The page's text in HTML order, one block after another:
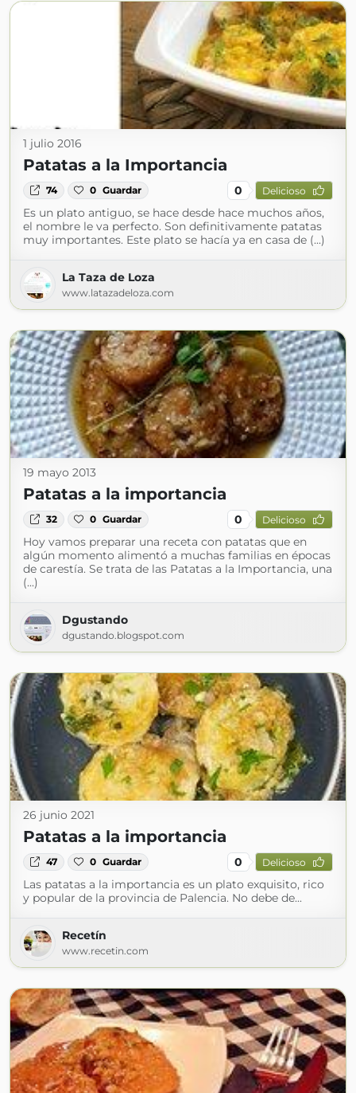
1 julio 2016
Patatas a la Importancia
74 0 Guardar 0 Delicioso
Es un plato antiguo, se hace desde hace muchos años,
el nombre le va perfecto. Son definitivamente patatas
muy importantes. Este plato se hacía ya en casa de (...)
La Taza de Loza
www.latazadeloza.com
19 mayo 2013
Patatas a la importancia
32 0 Guardar 0 Delicioso
Hoy vamos preparar una receta con patatas que en
algún momento alimentó a muchas familias en épocas
de carestía. Se trata de las Patatas a la Importancia, una
(...)
Dgustando
dgustando.blogspot.com
26 junio 2021
Patatas a la importancia
47 0 Guardar 0 Delicioso
Las patatas a la importancia es un plato exquisito, rico
y popular de la provincia de Palencia. No debe de...
Recetín
www.recetin.com